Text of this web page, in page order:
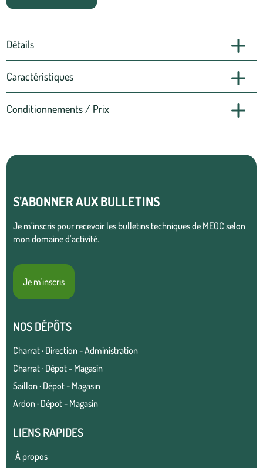
Détails
Caractéristiques
Conditionnements / Prix
S’ABONNER AUX BULLETINS
Je m’inscris pour recevoir les bulletins techniques de MEOC selon
mon domaine d’activité.
Je m'inscris
NOS DÉPÔTS
Charrat · Direction - Administration
Charrat · Dépot - Magasin
Saillon · Dépot - Magasin
Ardon · Dépot - Magasin
LIENS RAPIDES
À propos